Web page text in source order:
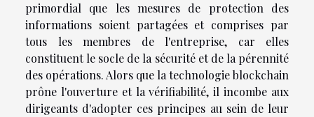
primordial que les mesures de protection des
informations soient partagées et comprises par
tous les membres de l'entreprise, car elles
constituent le socle de la sécurité et de la pérennité
des opérations. Alors que la technologie blockchain
prône l'ouverture et la vérifiabilité, il incombe aux
dirigeants d'adopter ces principes au sein de leur